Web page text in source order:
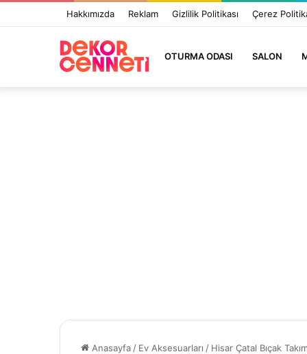
Hakkımızda Reklam Gizlilik Politikası Çerez
OTURMA ODASI SALON
Anasayfa / Ev Aksesuarları / Hisar Çatal Bıçak